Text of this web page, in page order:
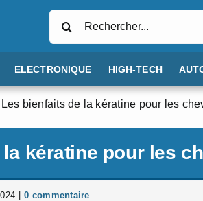
ELECTRONIQUE HIGH-TECH
Les bienfaits de la kératine pour les
kératine pour les
0 commentaire